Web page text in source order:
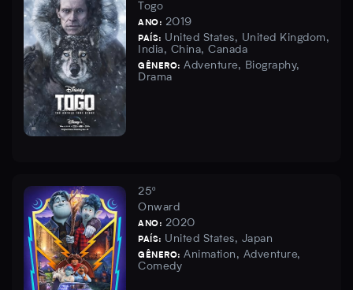
Togo
ANO: 2019
PAÍS: United States, United Kingdom,
India, China, Canada
GÊNERO: Adventure, Biography,
Drama
25º
Onward
ANO: 2020
PAÍS: United States, Japan
GÊNERO: Animation, Adventure,
Comedy